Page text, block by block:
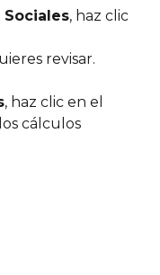
Sociales, haz clic
revisar.
, haz clic en el
cálculos